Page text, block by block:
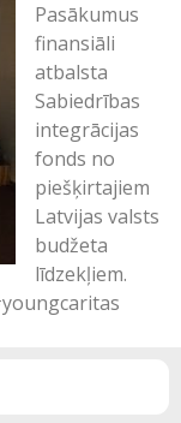
Pasākumus
finansiāli
atbalsta
Sabiedrības
integrācijas
fonds no
piešķirtajiem
Latvijas valsts
budžeta
līdzekļiem.